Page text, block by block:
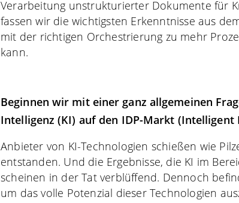
Verarbeitung unstrukturierter Dokumente für
fassen wir die wichtigsten Erkenntnisse aus
mit der richtigen Orchestrierung zu mehr
kann.
Beginnen wir mit einer ganz allgemeinen
Intelligenz (KI) auf den IDP-Markt (Intelligent
Anbieter von KI-Technologien schießen wie
entstanden. Und die Ergebnisse, die KI im
scheinen in der Tat verblüffend. Dennoch
um das volle Potenzial dieser Technologien